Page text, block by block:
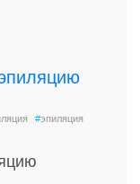
#эпиляция